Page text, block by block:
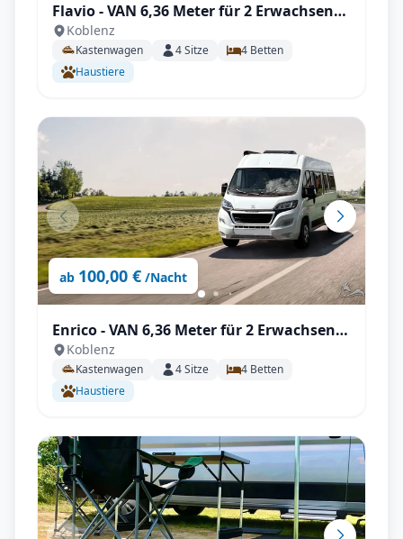
Flavio - VAN 6,36 Meter für 2 Erwachsene
und 2 Kinder
Koblenz
Kastenwagen 4Sitze 4 Betten
Haustiere
ab 100,00 € /Nacht
Enrico - VAN 6,36 Meter für 2 Erwachsene
und 2 Kinder | Zubehör inkl.
Koblenz
Kastenwagen 4Sitze 4 Betten
Haustiere